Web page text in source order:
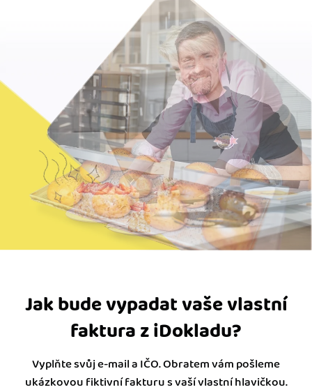
Fakturační poradna
Jak bude vypadat vaše vlastní
faktura z iDokladu?
Vyplňte svůj e-mail a IČO. Obratem vám pošleme
ukázkovou fiktivní fakturu s vaší vlastní hlavičkou.